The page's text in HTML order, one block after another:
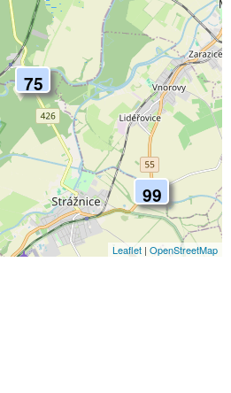
99
75
Leaflet | OpenStreetMap